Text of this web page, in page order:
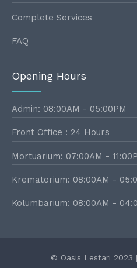
Complete Services
FAQ
Opening Hours
Admin: 08:00AM - 05:00PM
Front Office : 24 Hours
Mortuarium: 07:00AM -
Krematorium: 08:00AM -
Kolumbarium: 08:00AM -
© Oasis Lestari 2023